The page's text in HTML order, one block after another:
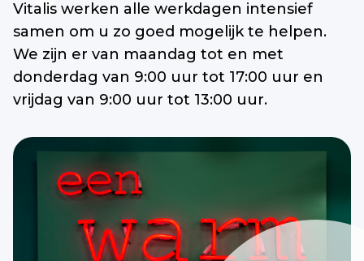
Vitalis werken alle werkdagen intensief
samen om u zo goed mogelijk te helpen.
We zijn er van maandag tot en met
donderdag van 9:00 uur tot 17:00 uur en
vrijdag van 9:00 uur tot 13:00 uur.